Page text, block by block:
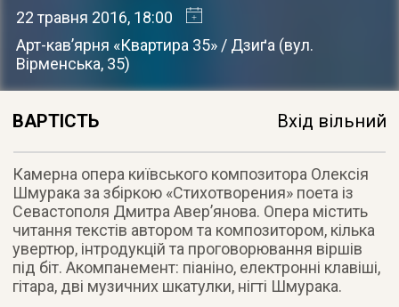
22 травня 2016, 18:00
Арт-кав’ярня «Квартира 35» / Дзиґа (вул.
Вірменська, 35)
ВАРТІСТЬ Вхід вільний
Камерна опера київського композитора Олексія
Шмурака за збіркою «Стихотворения» поета із
Севастополя Дмитра Авер’янова. Опера містить
читання текстів автором та композитором, кілька
увертюр, інтродукцій та проговорювання віршів
під біт. Акомпанемент: піаніно, електронні клавіші,
гітара, дві музичних шкатулки, нігті Шмурака.